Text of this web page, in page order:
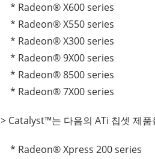
* Radeon® X600 series
* Radeon® X550 series
* Radeon® X300 series
* Radeon® 9X00 series
* Radeon® 8500 series
* Radeon® 7X00 series
> Catalyst™는 다음의 ATi 칩셋 제품
* Radeon® Xpress 200 series